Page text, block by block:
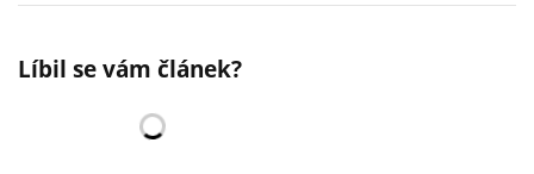
Líbil se vám článek?